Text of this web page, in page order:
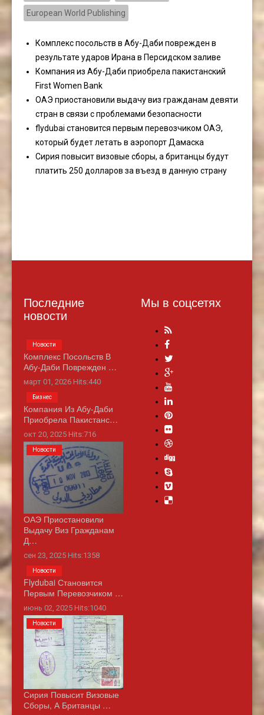
European World Publishing
Комплекс посольств в Абу-Даби поврежден в
результате ударов Ирана в Персидском заливе
Компания из Абу-Даби приобрела пакистанский
First Women Bank
ОАЭ приостановили выдачу виз гражданам девяти
стран в связи с проблемами безопасности
flydubai становится первым перевозчиком ОАЭ,
который будет летать в аэропорт Дамаска
Сирия повысит визовые сборы, а британцы будут
платить 250 долларов за въезд в данную страну
Последние
новости
Комплекс Посольств В
Абу-Даби Поврежден …
март 01, 2026 Hits:440
Новости
Компания Из Абу-Даби
Приобрела Пакистанс…
окт 20, 2025 Hits:716
Бизнес
ОАЭ Приостановили
Выдачу Виз Гражданам
Д…
сен 23, 2025 Hits:1358
Новости
Flydubai Становится
Первым Перевозчиком …
июнь 02, 2025 Hits:1040
Новости
Сирия Повысит Визовые
Сборы, А Британцы …
Новости
Мы в соцсетях